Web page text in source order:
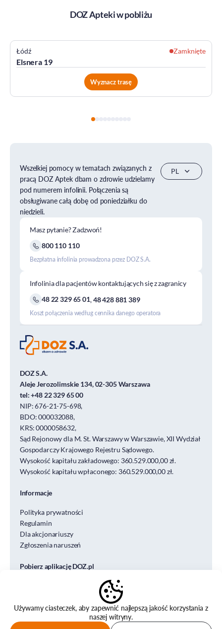
DOZ Apteki w pobliżu
Zamknięte 24h
Wszelkiej pomocy w tematach związanych z
pracą DOZ Aptek dbam o zdrowie udzielamy
pod numerem infolinii. Połączenia są
obsługiwane całą dobę od poniedziałku do
niedzieli.
Masz pytanie? Zadzwoń!
800 110 110
Bezpłatna infolinia prowadzona przez DOZ S.A.
Infolinia dla pacjentów kontaktujących się z zagranicy
48 22 329 65 01,48 428 881 389
Koszt połączenia według cennika danego operatora
DOZ S.A.
Aleje Jerozolimskie 134, 02-305 Warszawa
tel:+48 22 329 65 00
NIP: 676-21-75-698,
BDO: 000032088,
KRS: 0000058632,
Sąd Rejonowy dla M. St. Warszawy w Warszawie, XII Wydział
Gospodarczy Krajowego Rejestru Sądowego.
Wysokość kapitału zakładowego: 360.529.000,00 zł.
Wysokość kapitału wpłaconego: 360.529.000,00 zł.
Informacje
Polityka prywatności
Regulamin
Dla akcjonariuszy
Zgłoszenia naruszeń
Pobierz aplikację DOZ.pl
© DOZ S.A. DESIGN&CODE
Używamy ciasteczek, aby zapewnić najlepszą jakość korzystania z
naszej witryny.